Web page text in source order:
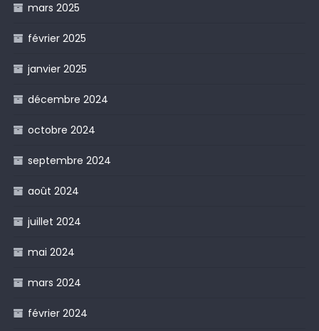
mars 2025
février 2025
janvier 2025
décembre 2024
octobre 2024
septembre 2024
août 2024
juillet 2024
mai 2024
mars 2024
février 2024